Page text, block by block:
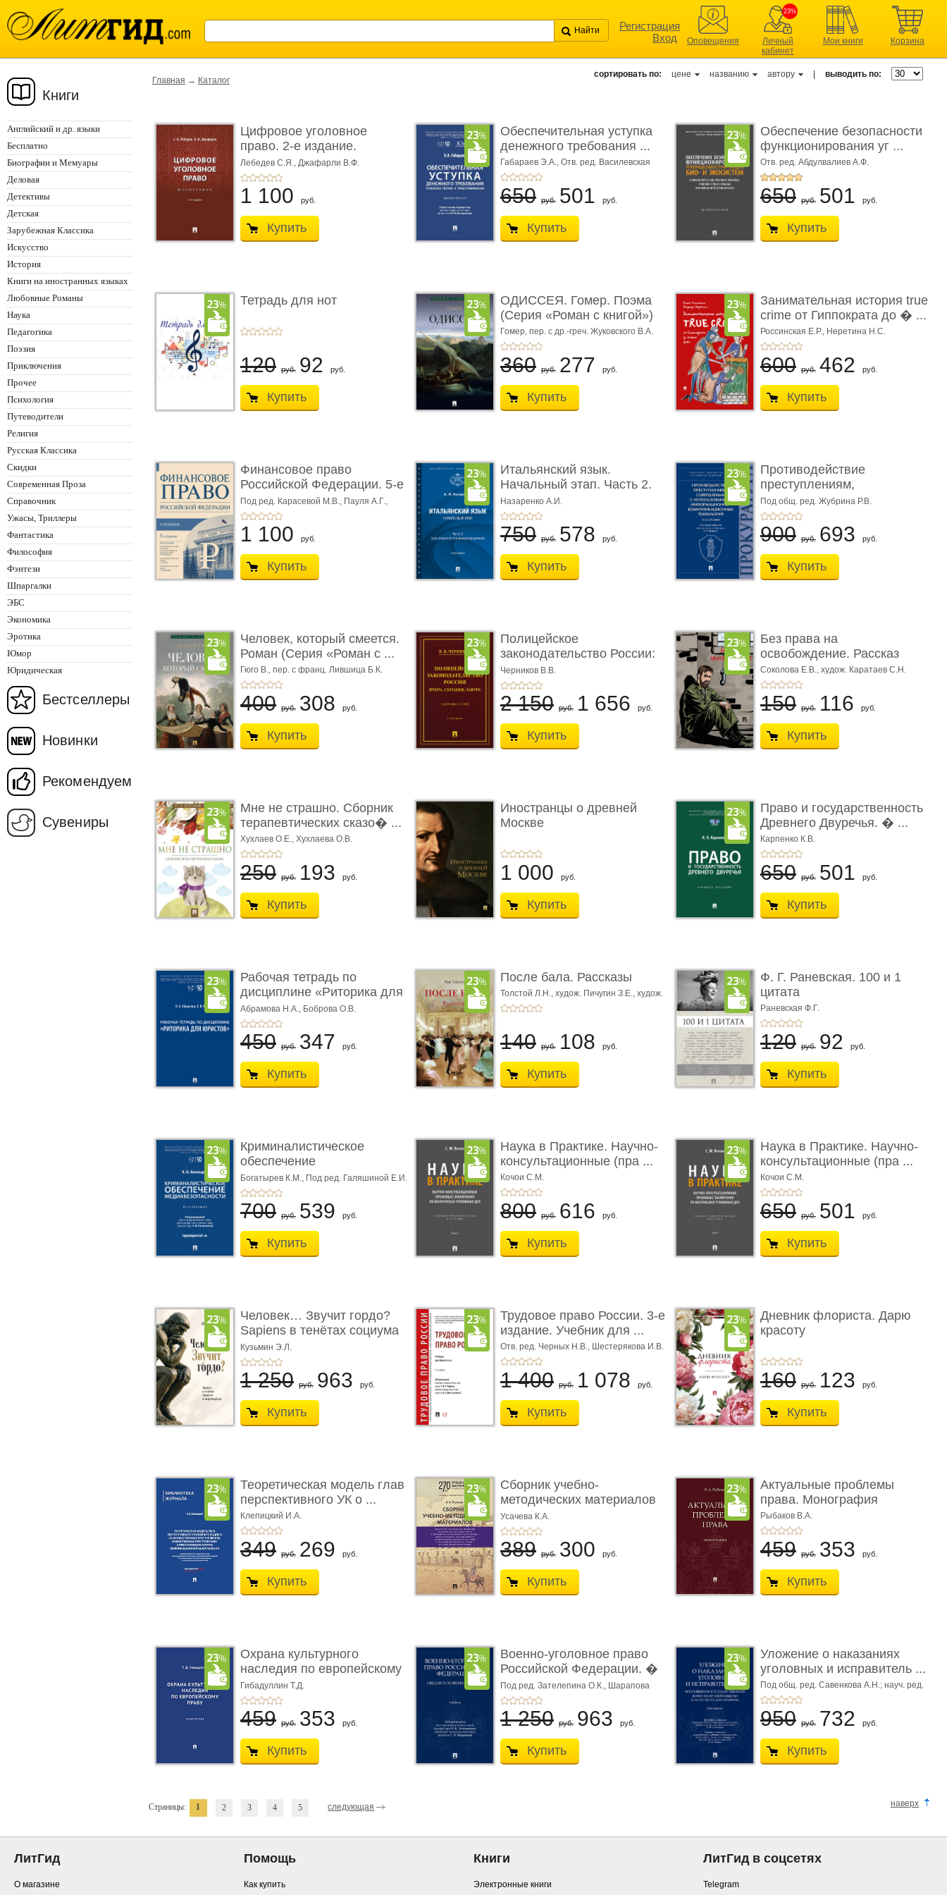
Регистрация
Вход
Оповещения
23%
Личный
кабинет
Мои книги Корзина
Книги
Английский и др. языки
Бесплатно
Биографии и Мемуары
Деловая
Детективы
Детская
Зарубежная Классика
Искусство
История
Книги на иностранных языках
Любовные Романы
Наука
Педагогика
Поэзия
Приключения
Прочее
Психология
Путеводители
Религия
Русская Классика
Скидки
Современная Проза
Справочник
Ужасы, Триллеры
Фантастика
Философия
Фэнтези
Шпаргалки
ЭБС
Экономика
Эротика
Юмор
Юридическая
Бестселлеры
Новинки
Рекомендуем
Сувениры
Главная → Каталог
сортировать по: цене названию автору выводить по:
Цифровое уголовное
право. 2-е издание.
Монограф ...
Лебедев С.Я., Джафарли В.Ф.
1 100 руб.
Купить
Обеспечительная уступка
денежного требования ...
Габараев Э.А., Отв. ред. Василевская
Л.Ю.,вступ. сл. Каретина М.Г.
650 руб. 501 руб.
Купить
Обеспечение безопасности
функционирования уг ...
Отв. ред. Абдулвалиев А.Ф.
650 руб. 501 руб.
Купить
Тетрадь для нот
120 руб. 92 руб.
Купить
ОДИССЕЯ. Гомер. Поэма
(Серия «Роман с книгой»)
Гомер, пер. с др.-греч. Жуковского В.А.
360 руб. 277 руб.
Купить
Занимательная история true
crime от Гиппократа до � ...
Россинская Е.Р., Неретина Н.С.
600 руб. 462 руб.
Купить
Финансовое право
Российской Федерации. 5-е
изд� ...
Под ред. Карасевой М.В., Пауля А.Г.,
Красюкова А.В.
1 100 руб.
Купить
Итальянский язык.
Начальный этап. Часть 2.
Учеб� ...
Назаренко А.И.
750 руб. 578 руб.
Купить
Противодействие
преступлениям,
совершаемым с ...
Под общ. ред. Жубрина Р.В.
900 руб. 693 руб.
Купить
Человек, который смеется.
Роман (Серия «Роман с ...
Гюго В., пер. с франц. Лившица Б.К.
400 руб. 308 руб.
Купить
Полицейское
законодательство России:
вчера, с� ...
Черников В.В.
2 150 руб. 1 656 руб.
Купить
Без права на
освобождение. Рассказ
Соколова Е.В., худож. Каратаев С.Н.
150 руб. 116 руб.
Купить
Мне не страшно. Сборник
терапевтических сказо� ...
Хухлаев О.Е., Хухлаева О.В.
250 руб. 193 руб.
Купить
Иностранцы о древней
Москве
1 000 руб.
Купить
Право и государственность
Древнего Двуречья. � ...
Карпенко К.В.
650 руб. 501 руб.
Купить
Рабочая тетрадь по
дисциплине «Риторика для
ю� ...
Абрамова Н.А., Боброва О.В.
450 руб. 347 руб.
Купить
После бала. Рассказы
Толстой Л.Н., худож. Пичугин З.Е., худож.
Лебедев А.И.,
140 руб. 108 руб.
Купить
Ф. Г. Раневская. 100 и 1
цитата
Раневская Ф.Г.
120 руб. 92 руб.
Купить
Криминалистическое
обеспечение
медиабезопас� ...
Богатырев К.М., Под ред. Галяшиной Е.И.
700 руб. 539 руб.
Купить
Наука в Практике. Научно-
консультационные (пра ...
Кочои С.М.
800 руб. 616 руб.
Купить
Наука в Практике. Научно-
консультационные (пра ...
Кочои С.М.
650 руб. 501 руб.
Купить
Человек… Звучит гордо?
Sapiens в тенётах социума
� ...
Кузьмин Э.Л.
1 250 руб. 963 руб.
Купить
Трудовое право России. 3-е
издание. Учебник для ...
Отв. ред. Черных Н.В., Шестерякова И.В.
1 400 руб. 1 078 руб.
Купить
Дневник флориста. Дарю
красоту
160 руб. 123 руб.
Купить
Теоретическая модель глав
перспективного УК о ...
Клепицкий И.А.
349 руб. 269 руб.
Купить
Сборник учебно-
методических материалов
по кур ...
Усачева К.А.
389 руб. 300 руб.
Купить
Актуальные проблемы
права. Монография
Рыбаков В.А.
459 руб. 353 руб.
Купить
Охрана культурного
наследия по европейскому
п ...
Гибадуллин Т.Д.
459 руб. 353 руб.
Купить
Военно-уголовное право
Российской Федерации. �
...
Под ред. Зателепина О.К., Шарапова
С.Н.
1 250 руб. 963 руб.
Купить
Уложение о наказаниях
уголовных и исправитель ...
Под общ. ред. Савенкова А.Н.; науч. ред.
и рук. авт. кол. Чучаев А.И.
950 руб. 732 руб.
Купить
Страницы: 1 2 3 4 5 следующая наверх
ЛитГид
О магазине
Помощь
Как купить
Книги
Электронные книги
ЛитГид в соцсетях
Telegram